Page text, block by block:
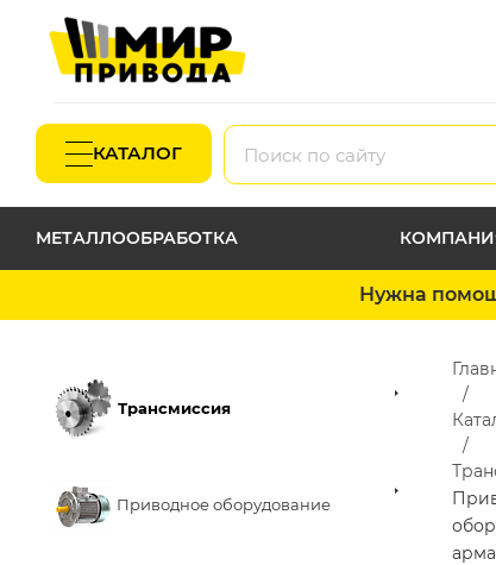
КАТАЛОГ
МЕТАЛЛООБРАБОТКА
Нужна
Трансмиссия
Приводное оборудование